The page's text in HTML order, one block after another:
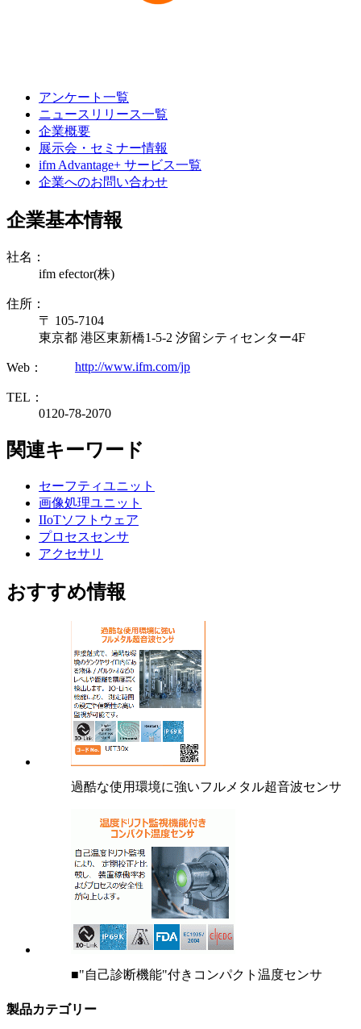
アンケート一覧
ニュースリリース一覧
企業概要
展示会・セミナー情報
ifm Advantage+ サービス一覧
企業へのお問い合わせ
企業基本情報
社名：
ifm efector(株)
住所：
〒 105-7104
東京都 港区東新橋1-5-2 汐留シティセンター4F
Web： http://www.ifm.com/jp
TEL：
0120-78-2070
関連キーワード
セーフティユニット
画像処理ユニット
IIoTソフトウェア
プロセスセンサ
アクセサリ
おすすめ情報
過酷な使用環境に強いフルメタル超音波センサ
■"自己診断機能"付きコンパクト温度センサ
製品カテゴリー